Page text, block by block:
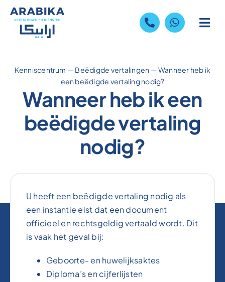
Skip
content
Kenniscentrum — Beëdigde vertalingen —Wanneer heb ik
een beëdigde vertaling nodig?
Wanneer heb ik een
beëdigde vertaling
nodig?
U heeft een beëdigde vertaling nodig als
een instantie eist dat een document
officieel en rechtsgeldig vertaald wordt. Dit
is vaak het geval bij:
Geboorte- en huwelijksaktes
Diploma’s en cijferlijsten